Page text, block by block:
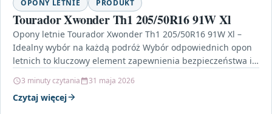
OPONY LETNIE PRODUKT
Tourador Xwonder Th1 205/50R16 91W Xl
Opony letnie Tourador Xwonder Th1 205/50R16 91W Xl –
Idealny wybór na każdą podróż Wybór odpowiednich opon
letnich to kluczowy element zapewnienia bezpieczeństwa i…
3 minuty czytania 31 maja 2026
Czytaj więcej